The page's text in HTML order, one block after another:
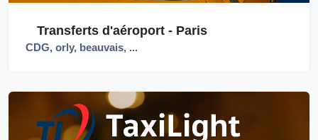
Transferts d'aéroport - Paris
CDG, orly, beauvais, ...